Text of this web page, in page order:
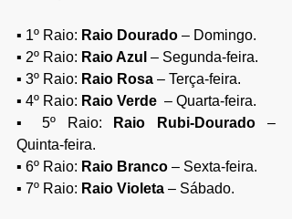
▪ 1º Raio: Raio Dourado – Domingo.
▪ 2º Raio: Raio Azul – Segunda-feira.
▪ 3º Raio: Raio Rosa – Terça-feira.
▪ 4º Raio: Raio Verde
  – Quarta-feira.
▪ 5º Raio:
Raio Rubi-Dourado –
Quinta-feira.
▪ 6º Raio: Raio Branco – Sexta-feira.
▪ 7º Raio: Raio Violeta – Sábado.